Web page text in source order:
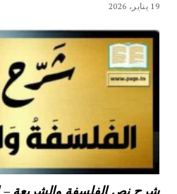
19 يناير، 2026
شرح نص الفلسفة والشريعة –